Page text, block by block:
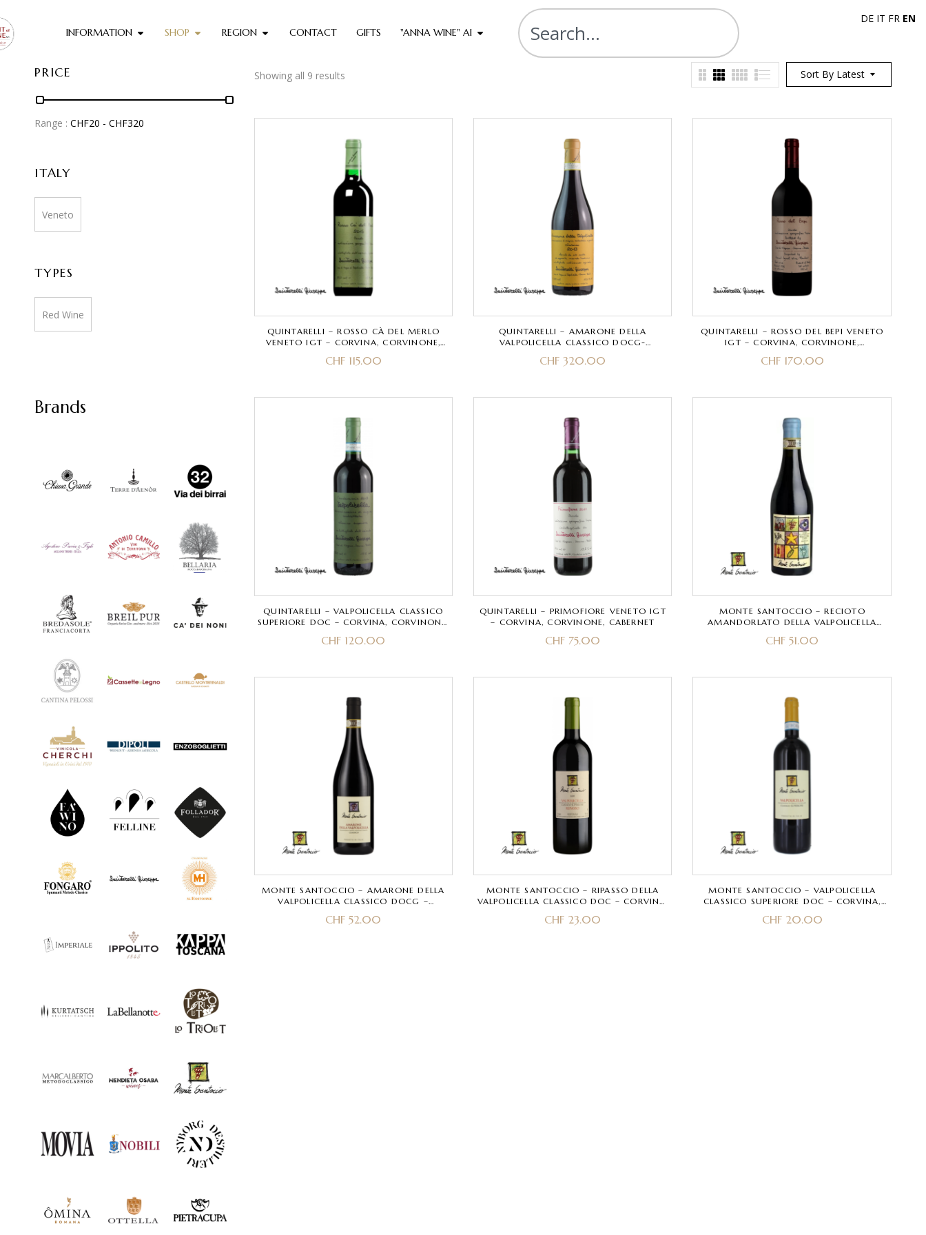
INFORMATION SHOP REGION CONTACT GIFTS "ANNA WINE" AI
PRICE
Range : CHF20 - CHF320
ITALY
Veneto
TYPES
Red Wine
Brands
Sort By Latest
Showing all 9 results
QUINTARELLI – ROSSO CÀ DEL MERLO
VENETO IGT – CORVINA, CORVINONE,
CHF115.00
QUINTARELLI – AMARONE DELLA
VALPOLICELLA CLASSICO DOCG-
CHF 320.00
QUINTARELLI – ROSSO DEL BEPI VENETO
IGT – CORVINA, CORVINONE,
CHF170.00
QUINTARELLI – VALPOLICELLA CLASSICO
SUPERIORE DOC – CORVINA, CORVINONE,
CHF 120.00
QUINTARELLI – PRIMOFIORE VENETO IGT
– CORVINA, CORVINONE, CABERNET
CHF 75.00
MONTE SANTOCCIO – RECIOTO
AMANDORLATO DELLA VALPOLICELLA
– COVINA, CORVINONE, RONDINELLA,
CHF 51.00
MONTE SANTOCCIO – AMARONE DELLA
VALPOLICELLA CLASSICO DOCG –
MOLINARA
CHF 52.00
MONTE SANTOCCIO – RIPASSO DELLA
VALPOLICELLA CLASSICO DOC – CORVINA,
CHF 23.00
MONTE SANTOCCIO – VALPOLICELLA
CLASSICO SUPERIORE DOC – CORVINA,
CHF20.00
DE IT FR EN